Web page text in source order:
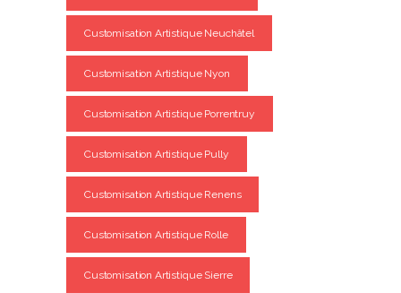
Customisation Artistique Neuchâtel
Customisation Artistique Nyon
Customisation Artistique Porrentruy
Customisation Artistique Pully
Customisation Artistique Renens
Customisation Artistique Rolle
Customisation Artistique Sierre